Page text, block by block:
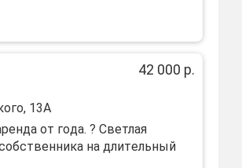
42 000 р.
13А
от гoда. ? Свeтлая
на длитeльный